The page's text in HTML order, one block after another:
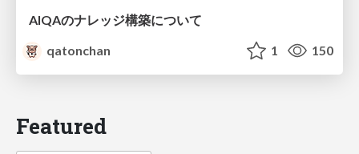
AIQAのナレッジ構築について
qatonchan
1 150
Featured